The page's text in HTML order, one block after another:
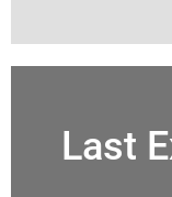
Last